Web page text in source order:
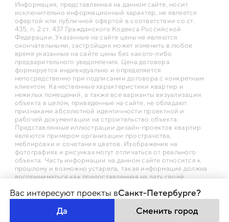
Информация, представленная на данном сайте, носит
исключительно информационный характер, не является
офертой или публичной офертой в соответствии со ст.
435, п. 2 ст. 437 Гражданского Кодекса Российской
Федерации. Указанные на сайте цены не являются
окончательными, застройщик может изменить в любое
время указанные на сайте цены без какого-либо
предварительного уведомления. Цена договора
формируется индивидуально и определяется
непосредственно при подписании договора с конкретным
клиентом. Качественные характеристики квартир и
нежилых помещений, а также все варианты визуализации
объекта в целом, приведенные на сайте, не обладают
признаками абсолютной идентичности проектной и
рабочей документации на строительство объекта.
Представленные иллюстрации дизайн-проектов квартир
являются примером организации пространства,
меблировки и сочетания цветов. Изображения на
фотографиях и рисунках могут отличаться от реального
объекта. Часть информации на данном сайте относится к
прошлому и возможно устарела, такая информация должна
восприниматься как предоставленная на дату своей
© LEGENDA intelligent Development 2026
Вас интересуют проекты вСанкт-Петербурге?
Да
Сменить город